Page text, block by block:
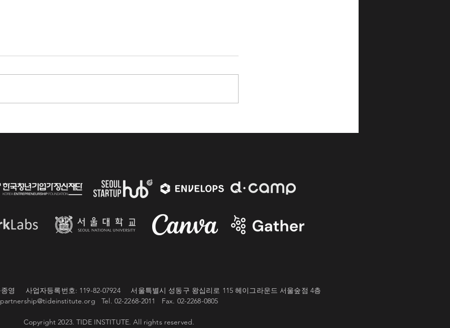
영 사업자등록번호: 119-82-07924 서울특별시 성동구 왕십리로 115 헤이그라운드 서울숲점 4층
partnership@tideinstitute.org Tel. 02-2268-2011 Fax. 02-2268-0805
Copyright 2023. TIDE INSTITUTE. All rights reserved.